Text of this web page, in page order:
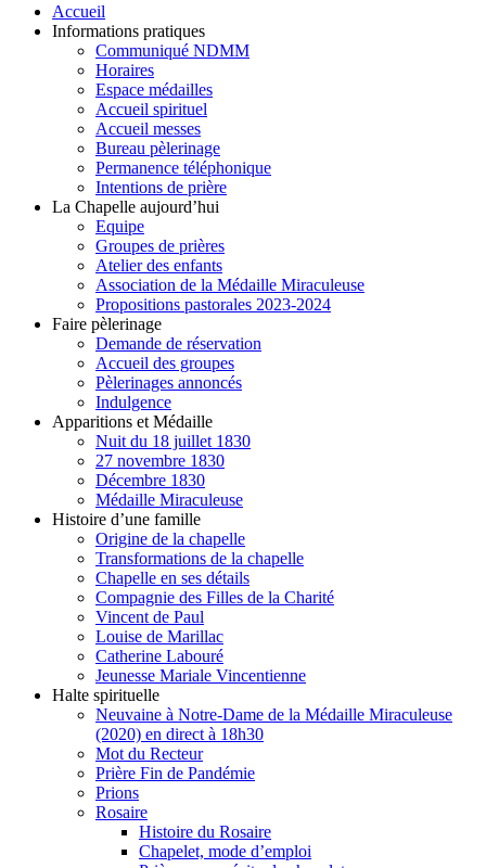
Accueil
Informations pratiques
Communiqué NDMM
Horaires
Espace médailles
Accueil spirituel
Accueil messes
Bureau pèlerinage
Permanence téléphonique
Intentions de prière
La Chapelle aujourd’hui
Equipe
Groupes de prières
Atelier des enfants
Association de la Médaille Miraculeuse
Propositions pastorales 2023-2024
Faire pèlerinage
Demande de réservation
Accueil des groupes
Pèlerinages annoncés
Indulgence
Apparitions et Médaille
Nuit du 18 juillet 1830
27 novembre 1830
Décembre 1830
Médaille Miraculeuse
Histoire d’une famille
Origine de la chapelle
Transformations de la chapelle
Chapelle en ses détails
Compagnie des Filles de la Charité
Vincent de Paul
Louise de Marillac
Catherine Labouré
Jeunesse Mariale Vincentienne
Halte spirituelle
Neuvaine à Notre-Dame de la Médaille Miraculeuse
(2020) en direct à 18h30
Mot du Recteur
Prière Fin de Pandémie
Prions
Rosaire
Histoire du Rosaire
Chapelet, mode d’emploi